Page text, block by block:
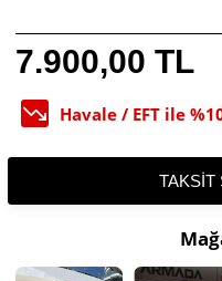
7.900,00 TL
Havale / EFT ile
TAKSIT